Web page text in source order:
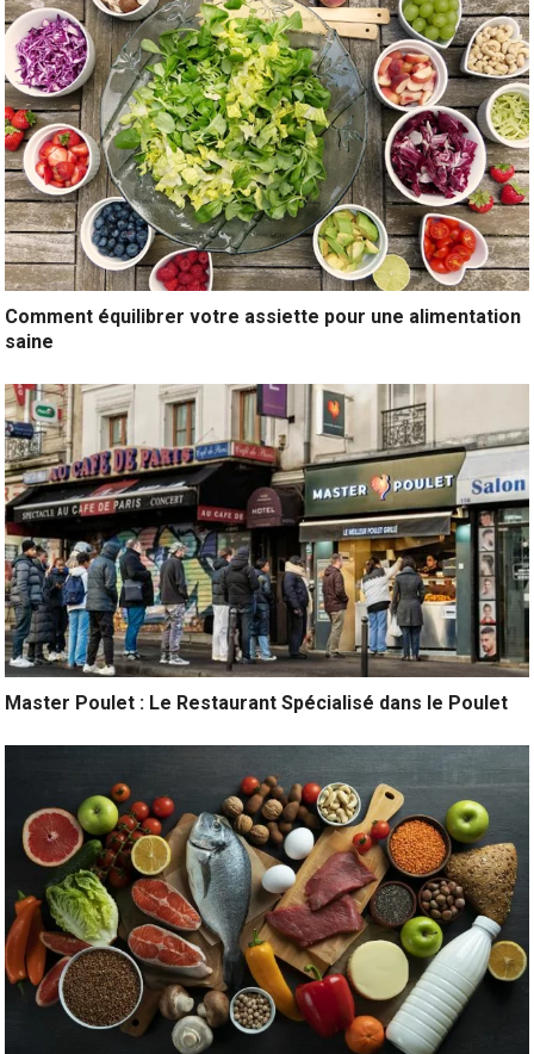
Comment équilibrer votre assiette pour une alimentation
saine
Master Poulet : Le Restaurant Spécialisé dans le Poulet